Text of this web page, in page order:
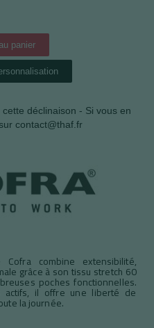
panier
déclinaison - Si vous en
contact@thaf.fr
combine extensibilité,
grâce à son tissu stretch 60
poches fonctionnelles.
actifs, il offre une liberté de
la journée.